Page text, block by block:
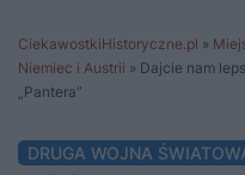
CiekawostkiHistoryczne.pl »
Niemiec i Austrii » Dajcie nam
„Pantera”
DRUGA WOJNA